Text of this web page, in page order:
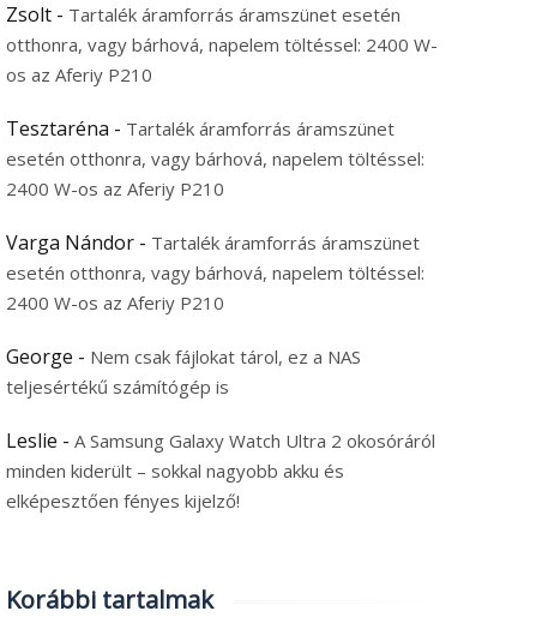
Zsolt - Tartalék áramforrás áramszünet esetén
otthonra, vagy bárhová, napelem töltéssel: 2400 W-
os az Aferiy P210
Tesztaréna - Tartalék áramforrás áramszünet
esetén otthonra, vagy bárhová, napelem töltéssel:
2400 W-os az Aferiy P210
Varga Nándor - Tartalék áramforrás áramszünet
esetén otthonra, vagy bárhová, napelem töltéssel:
2400 W-os az Aferiy P210
George - Nem csak fájlokat tárol, ez a NAS
teljesértékű számítógép is
Leslie - A Samsung Galaxy Watch Ultra 2 okosóráról
minden kiderült – sokkal nagyobb akku és
elképesztően fényes kijelző!
Korábbi tartalmak